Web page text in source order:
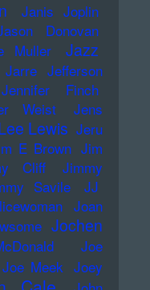
Janis Joplin
Donovan
Muller
Jazz
Jarre Jefferson
Jennifer Finch
Weist
Jens
Lewis Jeru
E Brown Jim
Cliff
Jimmy
Savile
JJ
Joan
Jochen
Joe
Joe Meek Joey